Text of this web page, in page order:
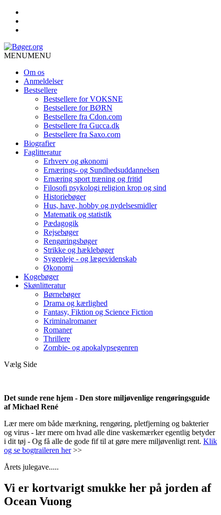
MENUMENU
Om os
Anmeldelser
Bestsellere
Bestsellere for VOKSNE
Bestsellere for BØRN
Bestsellere fra Cdon.com
Bestsellere fra Gucca.dk
Bestsellere fra Saxo.com
Biografier
Faglitteratur
Erhverv og økonomi
Ernærings- og Sundhedsuddannelsen
Ernæring sport træning og fritid
Filosofi psykologi religion krop og sind
Historiebøger
Hus, have, hobby og nydelsesmidler
Matematik og statistik
Pædagogik
Rejsebøger
Rengøringsbøger
Strikke og hæklebøger
Sygepleje - og lægevidenskab
Økonomi
Kogebøger
Skønlitteratur
Børnebøger
Drama og kærlighed
Fantasy, Fiktion og Science Fiction
Kriminalromaner
Romaner
Thrillere
Zombie- og apokalypsegenren
Vælg Side
Det sunde rene hjem - Den store miljøvenlige rengøringsguide
af Michael René
Lær mere om både mærkning, rengøring, pletfjerning og bakterier
og virus - lær mere om hvad alle dine vaskemærker egentlig betyder
i dit tøj - Og få alle de gode fif til at gøre mere miljøvenligt rent. Klik
og se bogtraileren her>>
Årets julegave.....
Vi er kortvarigt smukke her på jorden af
Ocean Vuong